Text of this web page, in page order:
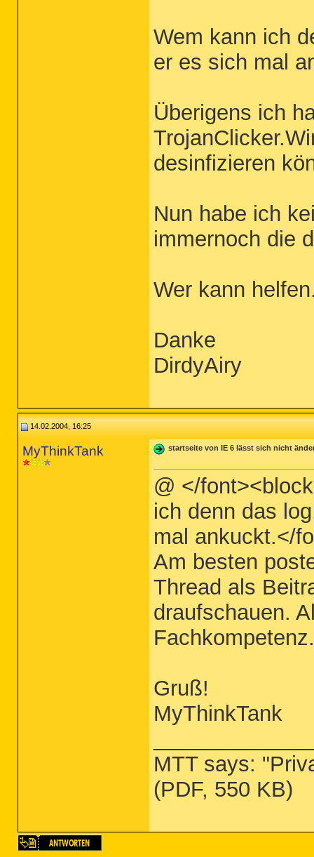
Wem kann ich
er es sich mal
Überigens ich
desinfizieren
Nun habe ich
immernoch die
Wer kann
Danke
DirdyAiry
14.02.2004, 16:25
MyThinkTank startseite von IE 6 lässt sich nicht
@ </
ich denn das
mal ankuckt.</
Am besten
Thread als
draufschauen.
Gruß!
MyThinkTank
MTT says:
(PDF, 550 KB)